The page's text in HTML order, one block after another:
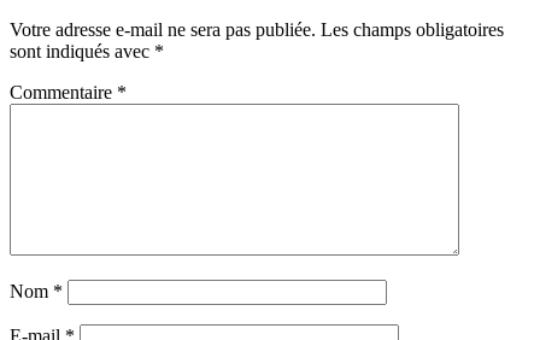
Votre adresse e-mail ne sera pas publiée. Les champs obligatoires
sont indiqués avec *
Commentaire *
Nom *
E-mail *